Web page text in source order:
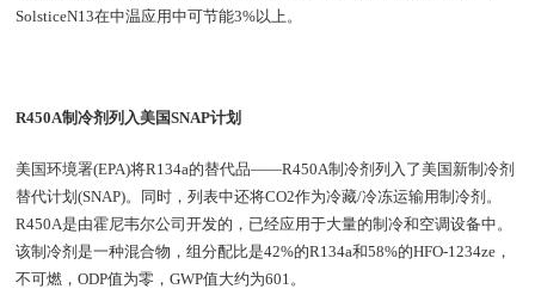
SolsticeN13在中温应用中可节能3%以上。
R450A制冷剂列入美国SNAP计划
美国环境署(EPA)将R134a的替代品——R450A制冷剂列入了美国新制冷剂
替代计划(SNAP)。同时，列表中还将CO2作为冷藏/冷冻运输用制冷剂。
R450A是由霍尼韦尔公司开发的，已经应用于大量的制冷和空调设备中。
该制冷剂是一种混合物，组分配比是42%的R134a和58%的HFO-1234ze，
不可燃，ODP值为零，GWP值大约为601。